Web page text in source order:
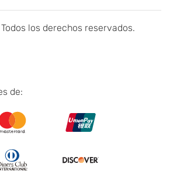
los derechos reservados.
de: